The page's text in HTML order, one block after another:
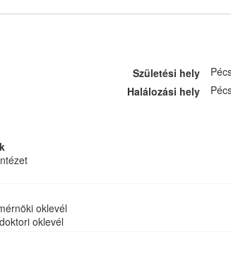
Születési hely
Halálozási hely
oklevél
oklevél